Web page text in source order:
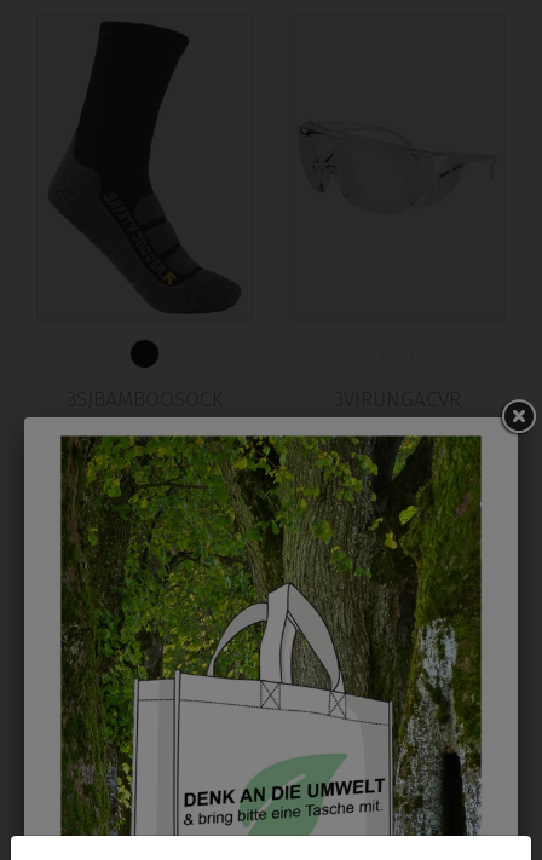
SOCKEN BAMBOO
€ 11,90
SCHUTZBRILLE
€ 5,00